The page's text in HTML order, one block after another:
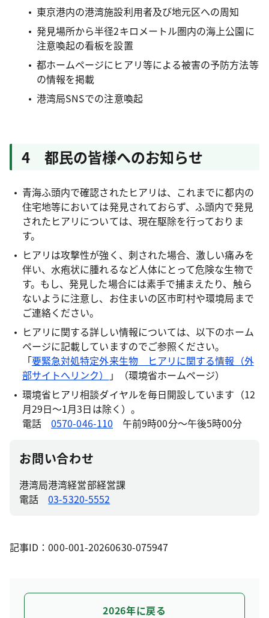
東京港内の港湾施設利用者及び地元区への周知
発見場所から半径2キロメートル圏内の海上公園に
注意喚起の看板を設置
都ホームページにヒアリ等による被害の予防方法等
の情報を掲載
港湾局SNSでの注意喚起
4 都民の皆様へのお知らせ
青海ふ頭内で確認されたヒアリは、これまでに都内の
住宅地等においては発見されておらず、ふ頭内で発見
されたヒアリについては、現在駆除を行っておりま
す。
ヒアリは攻撃性が強く、刺された場合、激しい痛みを
伴い、水疱状に腫れるなど人体にとって危険な生物で
す。もし、発見した場合には素手で捕まえたり、触ら
ないように注意し、お住まいの区市町村や環境局まで
ご連絡ください。
ヒアリに関する詳しい情報については、以下のホーム
ページに記載していますのでご参照ください。
「要緊急対処特定外来生物 ヒアリに関する情報（外
部サイトへリンク）
」（環境省ホームページ）
環境省ヒアリ相談ダイヤルを毎日開設しています（12
月29日～1月3日は除く）。
電話0570-046-110 午前9時00分～午後5時00分
お問い合わせ
港湾局港湾経営部経営課
電話03-5320-5552
記事ID：000-001-20260630-075947
2026年に戻る